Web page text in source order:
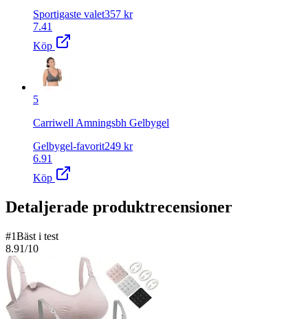
Sportigaste valet357 kr
7.41
Köp
5
Carriwell Amningsbh Gelbygel
Gelbygel-favorit249 kr
6.91
Köp
Detaljerade produktrecensioner
#1Bäst i test
8.91/10